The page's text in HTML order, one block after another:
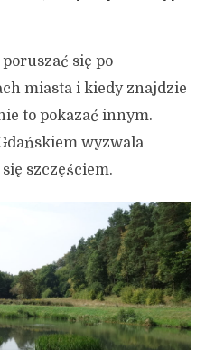
się po
miasta i kiedy znajdzie
to pokazać innym.
wyzwala
szczęściem.